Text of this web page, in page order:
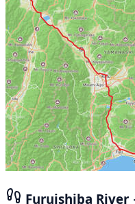
Furuishiba River